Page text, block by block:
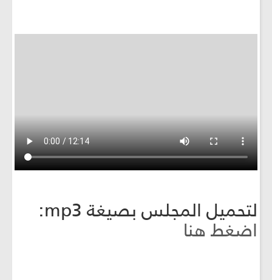
لتحميل المجلس بصيغة mp3:
اضغط هنا